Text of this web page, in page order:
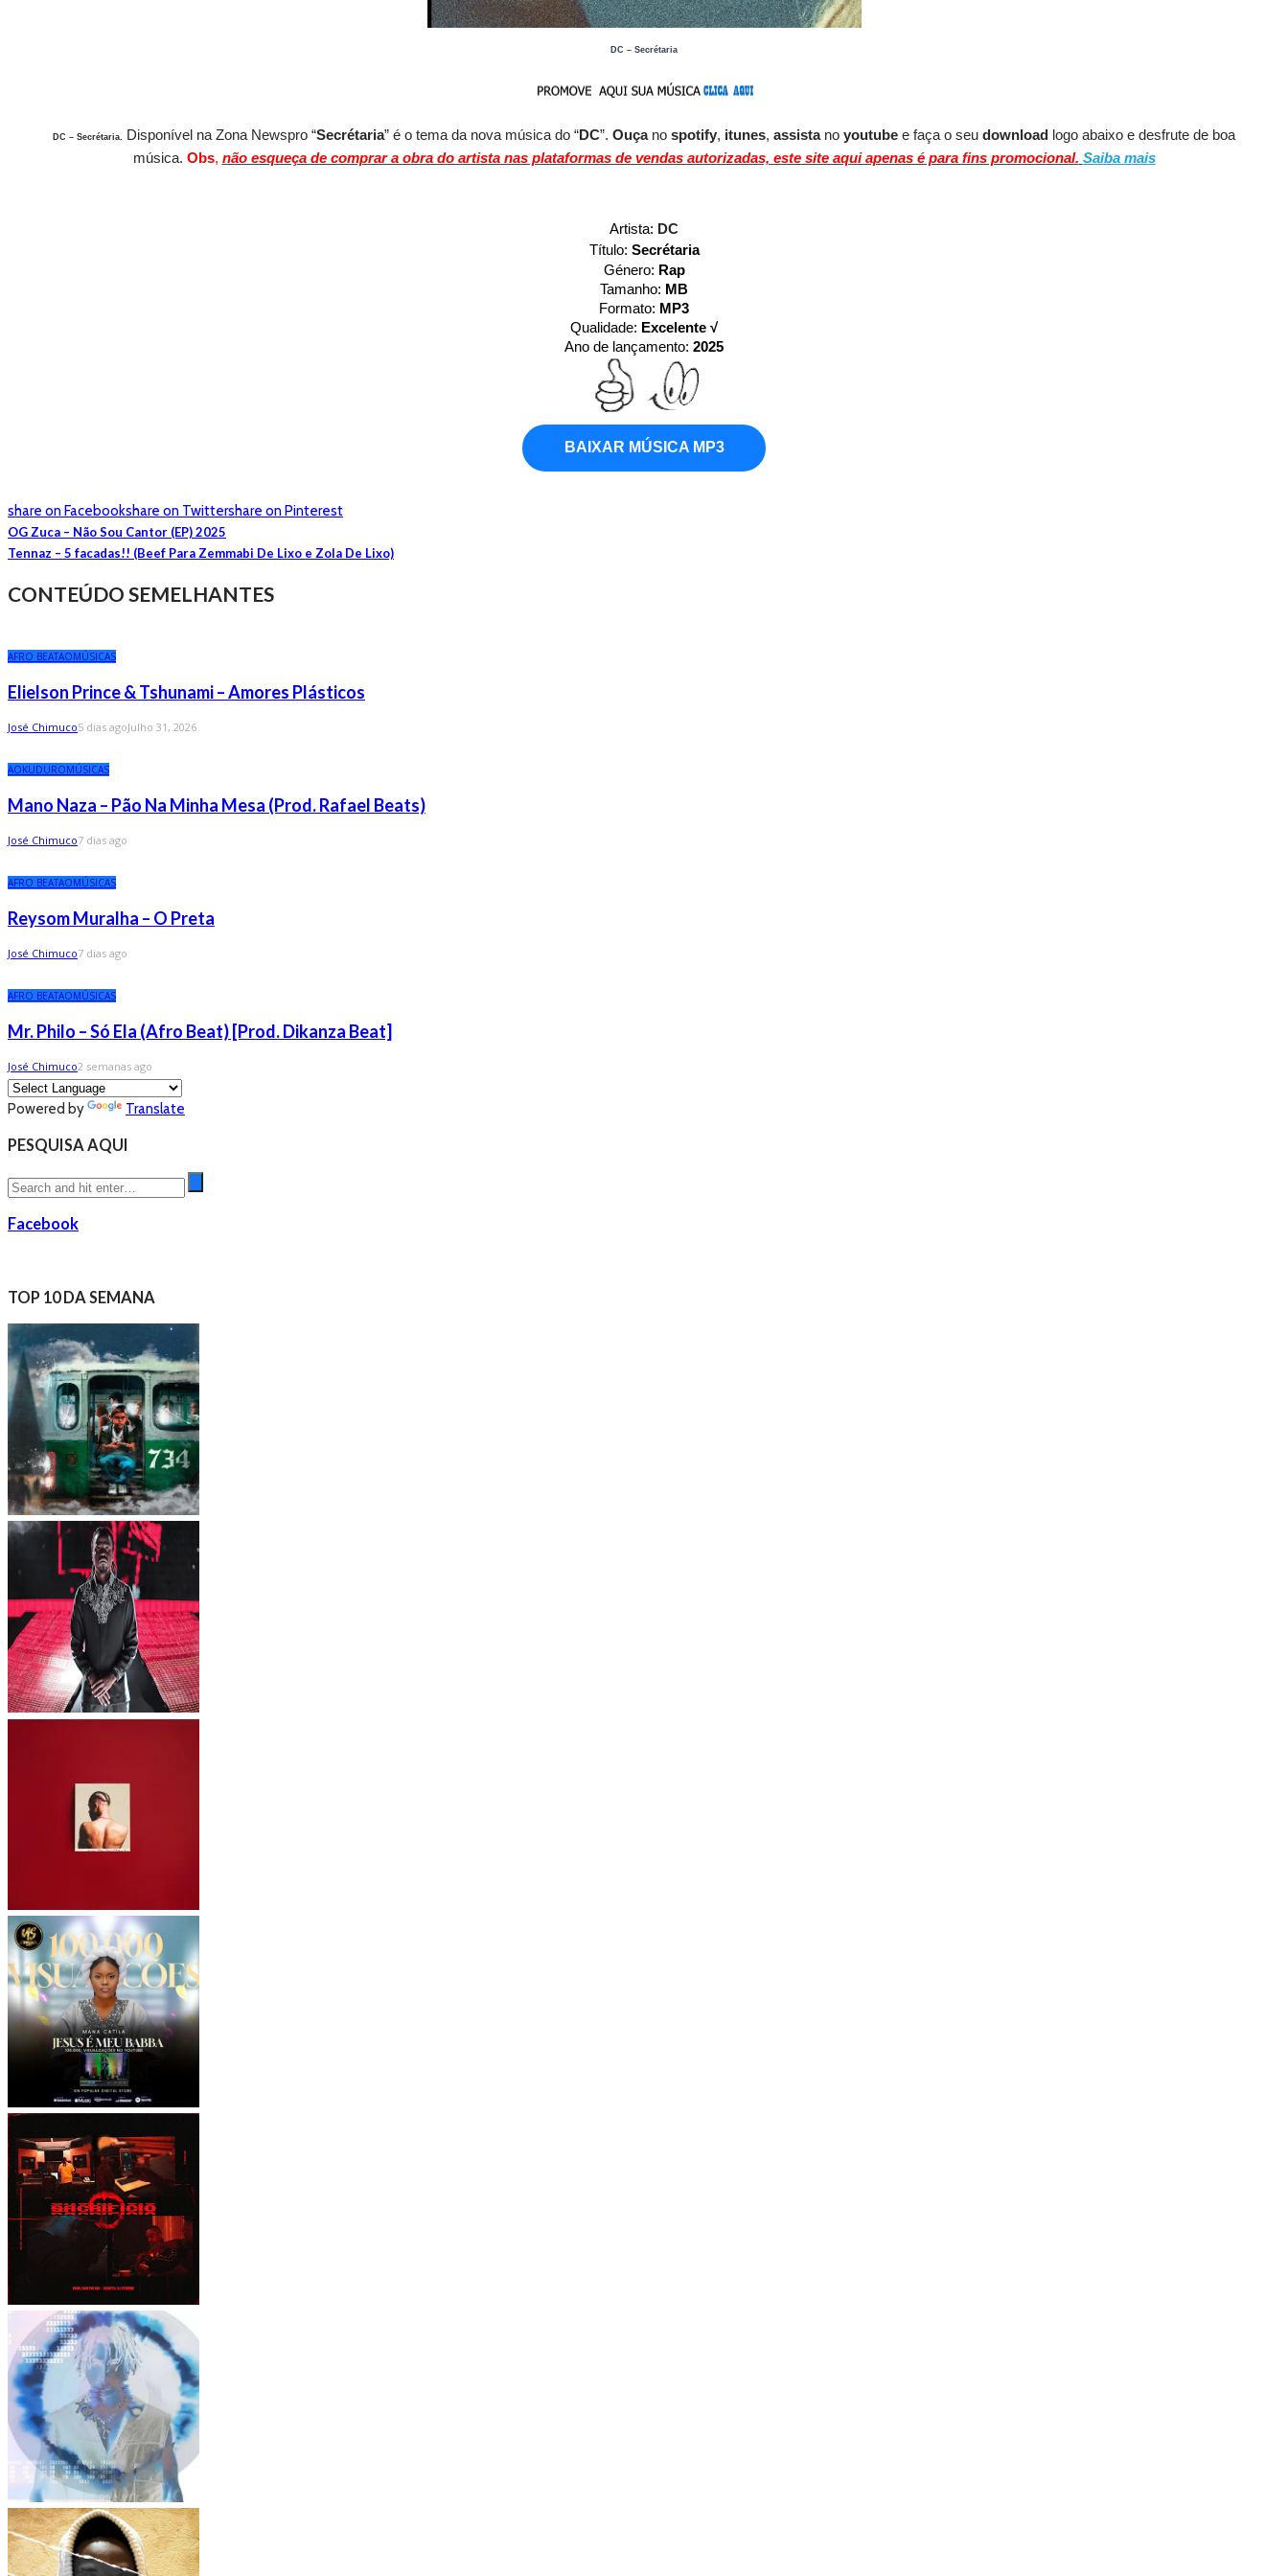
DC – Secrétaria
DC – Secrétaria. Disponível na Zona Newspro “Secrétaria” é o tema da nova música do “DC”. Ouçano spotify, itunes, assistano youtube e faça o seu download logo abaixo e desfrute de boa
música. Obs, não esqueça de comprar a obra do artista nas plataformas de vendas autorizadas, este site aqui apenas é para fins promocional. Saiba mais
Artista: DC
Título: Secrétaria
Género: Rap
Tamanho: MB
Formato: MP3
Qualidade: Excelente √
Ano de lançamento: 2025
BAIXAR MÚSICA MP3
share on Facebookshare on Twittershare on Pinterest
OG Zuca – Não Sou Cantor (EP) 2025
Tennaz – 5 facadas!! (Beef Para Zemmabi De Lixo e Zola De Lixo)
CONTEÚDO SEMELHANTES
AFRO BEATAOMÚSICAS
Elielson Prince & Tshunami – Amores Plásticos
José Chimuco5 dias agoJulho 31, 2026
AOKUDUROMÚSICAS
Mano Naza – Pão Na Minha Mesa (Prod. Rafael Beats)
José Chimuco7 dias ago
AFRO BEATAOMÚSICAS
Reysom Muralha – O Preta
José Chimuco7 dias ago
AFRO BEATAOMÚSICAS
Mr. Philo – Só Ela (Afro Beat) [Prod. Dikanza Beat]
José Chimuco2 semanas ago
Powered by Translate
PESQUISA AQUI
Facebook
TOP 10 DA SEMANA